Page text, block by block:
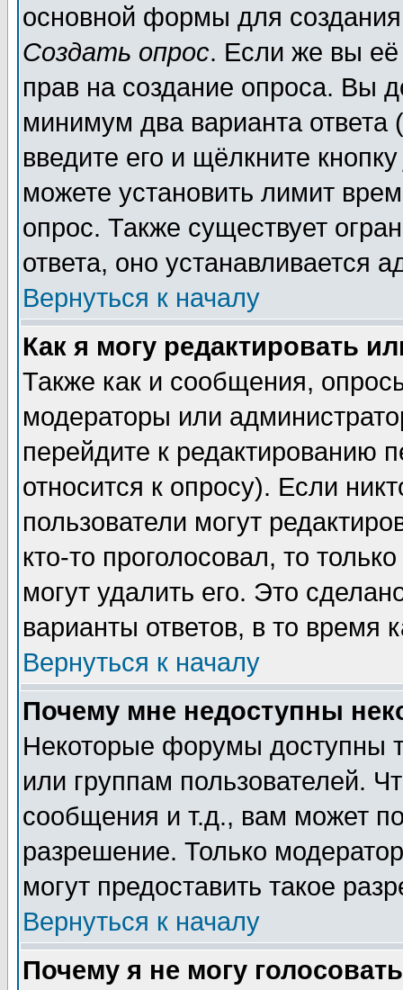
основной формы для
Создать опрос. Если же вы её
прав на создание опроса. Вы
минимум два варианта ответа
введите его и щёлкните
можете установить лимит
опрос. Также существует
ответа, оно устанавливается
Вернуться к началу
Как я могу редактировать
Также как и сообщения,
модераторы или
перейдите к редактированию
относится к опросу). Если
пользователи могут
кто-то проголосовал, то
могут удалить его. Это
варианты ответов, в то время
Вернуться к началу
Почему мне недоступны
Некоторые форумы доступны
или группам пользователей.
сообщения и т.д., вам может
разрешение. Только
могут предоставить такое
Вернуться к началу
Почему я не могу